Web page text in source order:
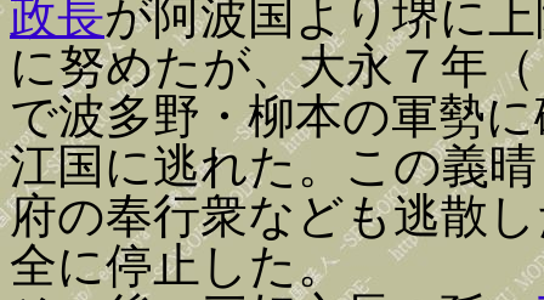
政長が阿波国より堺に
に努めたが、大永７年
で波多野・柳本の軍勢
江国に逃れた。この義
府の奉行衆なども逃散
全に停止した。